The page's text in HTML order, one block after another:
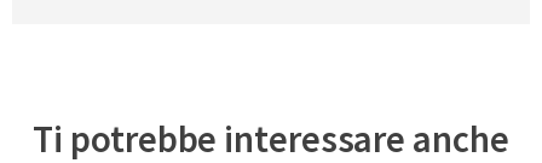
Ti potrebbe interessare anche